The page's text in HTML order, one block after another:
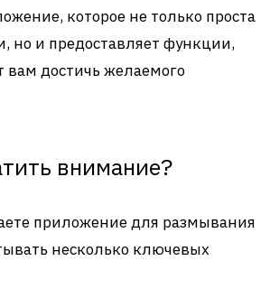
которое не только проста
но и предоставляет функции,
вам достичь желаемого
внимание?
приложение для размывания
несколько ключевых